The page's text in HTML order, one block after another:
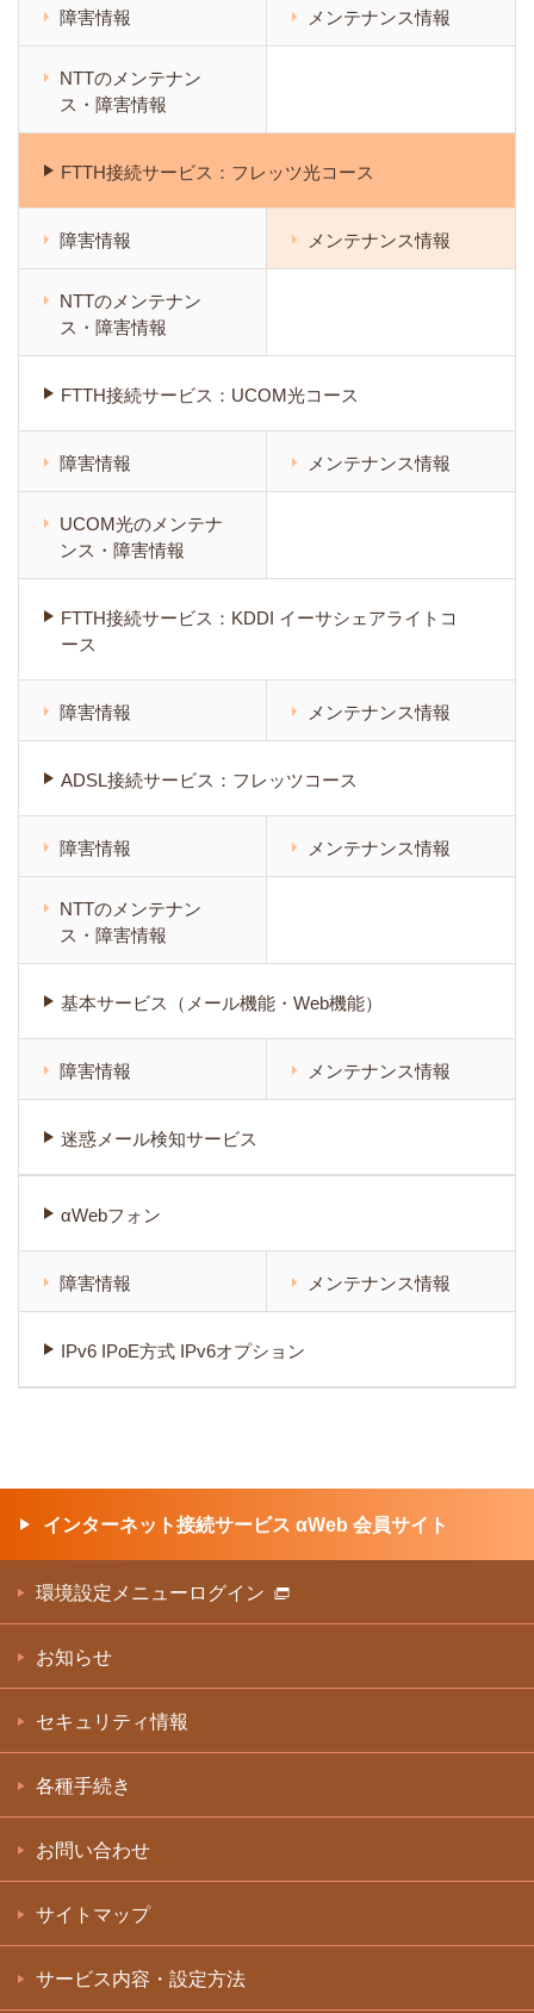
障害情報 メンテナンス情報
NTTのメンテナン
ス・障害情報
FTTH接続サービス：フレッツ光コース
障害情報 メンテナンス情報
NTTのメンテナン
ス・障害情報
FTTH接続サービス：UCOM光コース
障害情報 メンテナンス情報
UCOM光のメンテナ
ンス・障害情報
FTTH接続サービス：KDDI イーサシェアライトコ
ース
障害情報 メンテナンス情報
ADSL接続サービス：フレッツコース
障害情報 メンテナンス情報
NTTのメンテナン
ス・障害情報
基本サービス（メール機能・Web機能）
障害情報 メンテナンス情報
迷惑メール検知サービス
αWebフォン
障害情報 メンテナンス情報
IPv6 IPoE方式 IPv6オプション
インターネット接続サービス αWeb 会員サイト
環境設定メニューログイン
お知らせ
セキュリティ情報
各種手続き
お問い合わせ
サイトマップ
サービス内容・設定方法